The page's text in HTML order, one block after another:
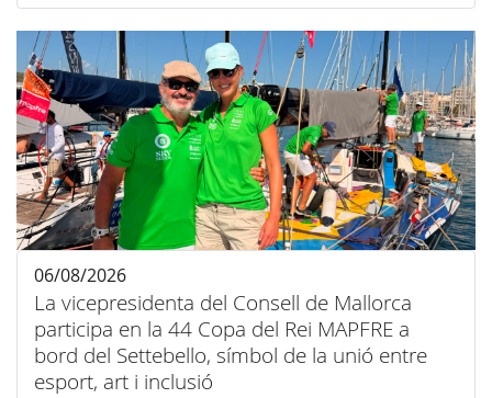
La vicepresidenta del Consell de Mallorca
participa en la 44 Copa del Rei MAPFRE a
bord del Settebello, símbol de la unió entre
esport, art i inclusió
06/08/2026